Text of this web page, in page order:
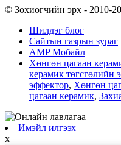
© Зохиогчийн эрх - 2010-
Шилдэг блог
Сайтын газрын зураг
AMP Мобайл
Хөнгөн цагаан
керамик төгсгөлийн
эффектор, Хөнгөн
цагаан керамик,
Имэйл илгээх
x